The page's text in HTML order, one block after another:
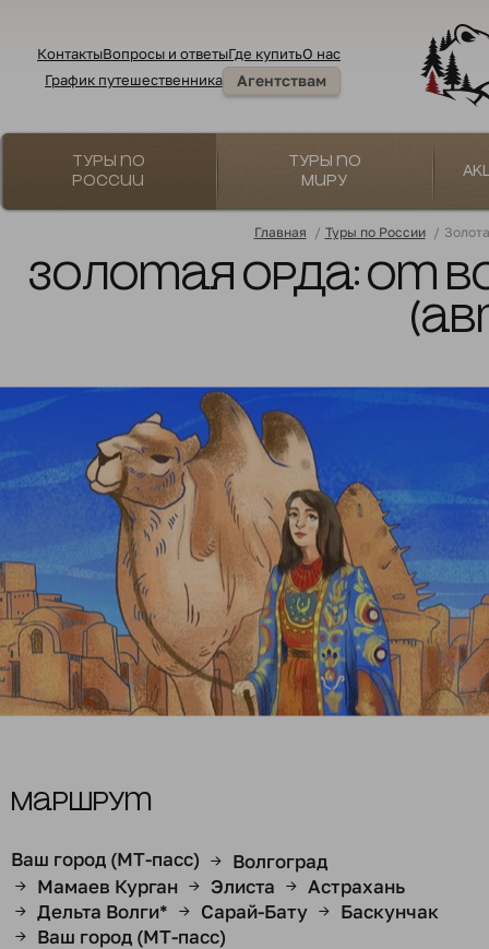
КонтактыВопросы и ответыГде купитьО нас
График путешественника
Агентствам
Туры по
России
Туры по
миру
Главная / Туры по России /
Золотая Орда: от
Маршрут
Ваш город (МТ-пасс) → Волгоград
→ Мамаев Курган → Элиста → Астрахань
→ Дельта Волги* → Сарай-Бату → Баскунчак
→ Ваш город (МТ-пасс)